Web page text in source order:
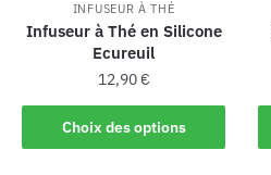
INFUSEUR À THÉ
Infuseur à Thé en Silicone
Ecureuil
12,90€
Choix des options